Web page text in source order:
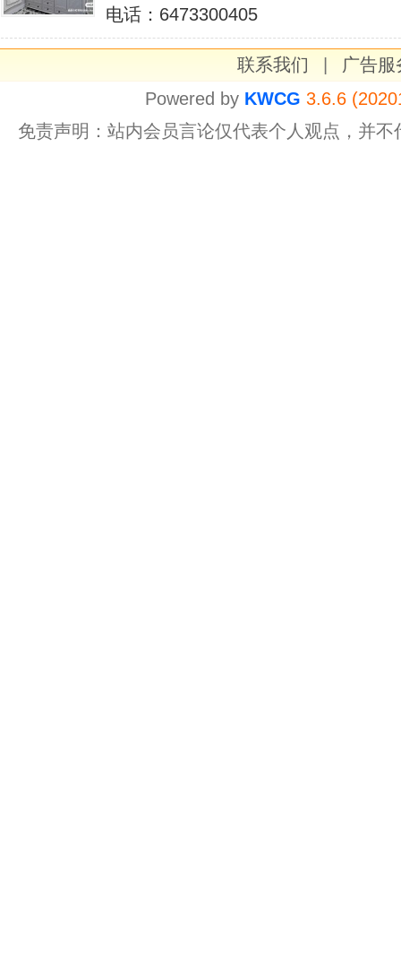
电话：6473300405
联系我们
广告服
Powered by KWCG 3.6.6
免责声明：站内会员言论仅代表个人观点，并